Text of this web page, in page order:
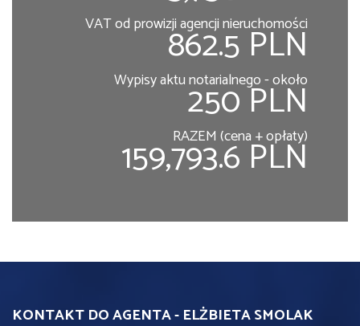
VAT od prowizji agencji nieruchomości
862.5 PLN
Wypisy aktu notarialnego - około
250 PLN
RAZEM (cena + opłaty)
159,793.6 PLN
KONTAKT DO AGENTA - ELŻBIETA SMOLAK